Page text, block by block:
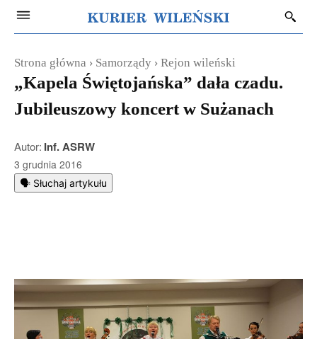
Strona główna Samorządy Rejon wileński
„Kapela Świętojańska” dała czadu.
Jubileuszowy koncert w Sużanach
Autor: Inf. ASRW
3 grudnia 2016
🗣️ Słuchaj artykułu